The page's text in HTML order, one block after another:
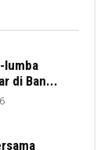
lumba
di Ban...